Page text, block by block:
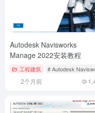
Autodesk Navisworks
Manage 2022安装教程
工程建筑 # Autodesk
2个月前